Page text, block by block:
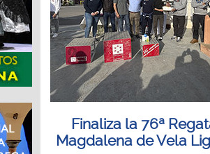
Finaliza la 76ª
Magdalena de Vela